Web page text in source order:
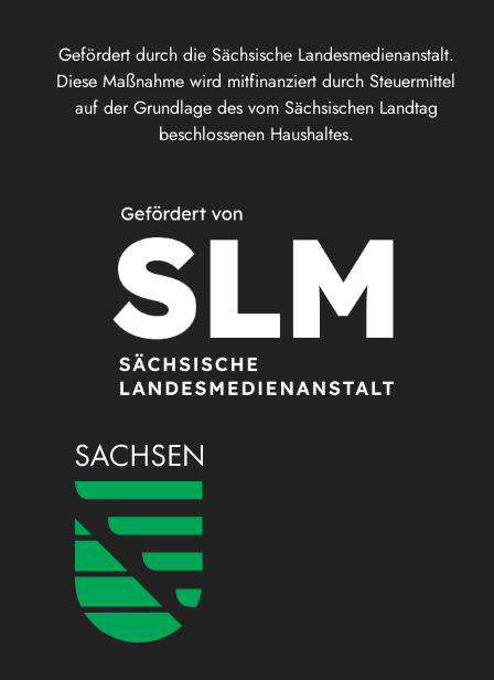
Gefördert durch die Sächsische Landesmedienanstalt.
Diese Maßnahme wird mitfinanziert durch Steuermittel
auf der Grundlage des vom Sächsischen Landtag
beschlossenen Haushaltes.